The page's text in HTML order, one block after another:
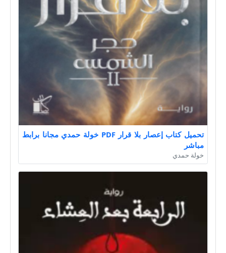
تحميل كتاب إعصار بلا قرار PDF خولة حمدي مجانا برابط
مباشر
خولة حمدي